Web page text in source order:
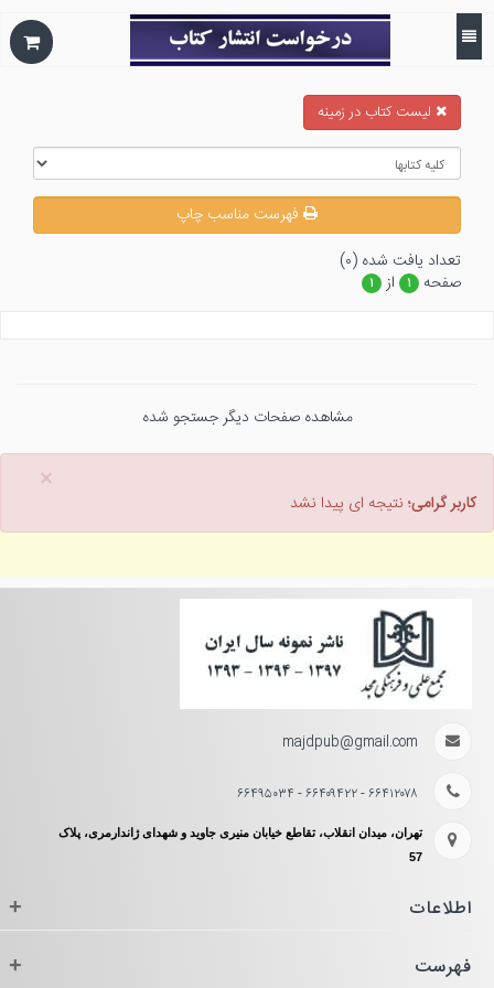
ليست كتاب در زمينه
فهرست مناسب چاپ
تعداد يافت شده (۰)
صفحه
۱ از ۱
مشاهده صفحات دیگر جستجو شده
×
کاربر گرامی؛ نتیجه ای پیدا نشد
majdpub@gmail.com
۶۶۴۱۲۰۷۸ - ۶۶۴۰۹۴۲۲ - ۶۶۴۹۵۰۳۴
تهران، میدان انقلاب، تقاطع خیابان منیری جاوید و شهدای ژاندارمری، پلاک
57
اطلاعات +
فهرست +